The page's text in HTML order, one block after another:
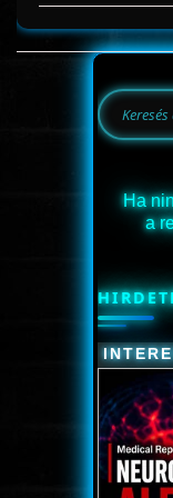
Ha
a